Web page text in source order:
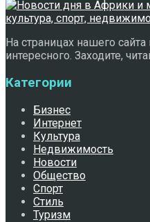
На страницах нашего
интересного. Заходите,
Категории
Бизнес
Интернет
Культура
Недвижимость
Новости
Общество
Спорт
Стиль
Туризм